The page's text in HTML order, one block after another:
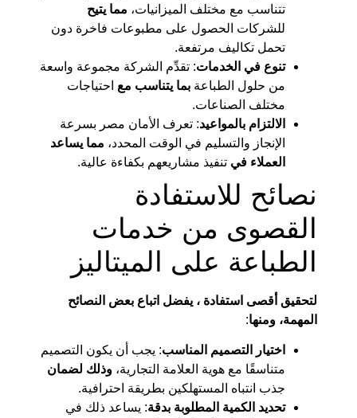
تتناسب مع مختلف الميزانيات، مما يتيح
للشركات الحصول على مطبوعات فاخرة دون
تحمل تكاليف مرتفعة.
تنوع في الخدمات: تقدِّم الشركة مجموعة واسعة
من حلول الطباعة بما يتناسب مع احتياجات
مختلف الصناعات.
الالتزام بالمواعيد: تعرف الأمان مصر بسرعة
الإنجاز والتسليم في الوقت المحدد، مما يساعد
العملاء في تنفيذ مشاريعهم بكفاءة عالية.
نصائح للاستفادة
القصوى من خدمات
الطباعة على الميتاليز
لتحقيق أقصى استفادة ، يفضل اتباع بعض النصائح
المهمة، ومنها:
اختيار التصميم المناسب: يجب أن يكون التصميم
متناسقًا مع هوية العلامة التجارية، وذلك لضمان
جذب انتباه المستهلكين بطريقة احترافية.
تحديد الكمية المطلوبة بدقة: يساعد ذلك في